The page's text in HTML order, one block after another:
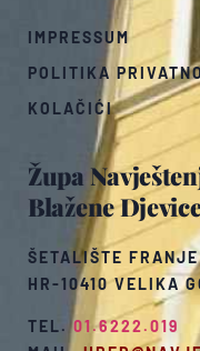
Župa
Blažene
ŠETALIŠTE
HR-10410 VELIKA
TEL.01.6222.019
IMPRESSUM
POLITIKA
KOLAČIĆI